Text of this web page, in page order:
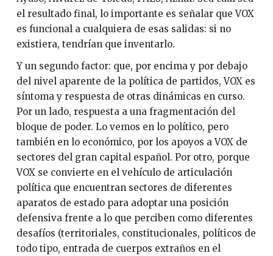
el resultado final, lo importante es señalar que VOX
es funcional a cualquiera de esas salidas: si no
existiera, tendrían que inventarlo.
Y un segundo factor: que, por encima y por debajo
del nivel aparente de la política de partidos, VOX es
síntoma y respuesta de otras dinámicas en curso.
Por un lado, respuesta a una fragmentación del
bloque de poder. Lo vemos en lo político, pero
también en lo económico, por los apoyos a VOX de
sectores del gran capital español. Por otro, porque
VOX se convierte en el vehículo de articulación
política que encuentran sectores de diferentes
aparatos de estado para adoptar una posición
defensiva frente a lo que perciben como diferentes
desafíos (territoriales, constitucionales, políticos de
todo tipo, entrada de cuerpos extraños en el